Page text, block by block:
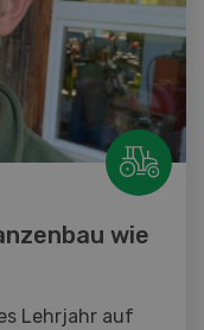
wie
Lehrjahr auf